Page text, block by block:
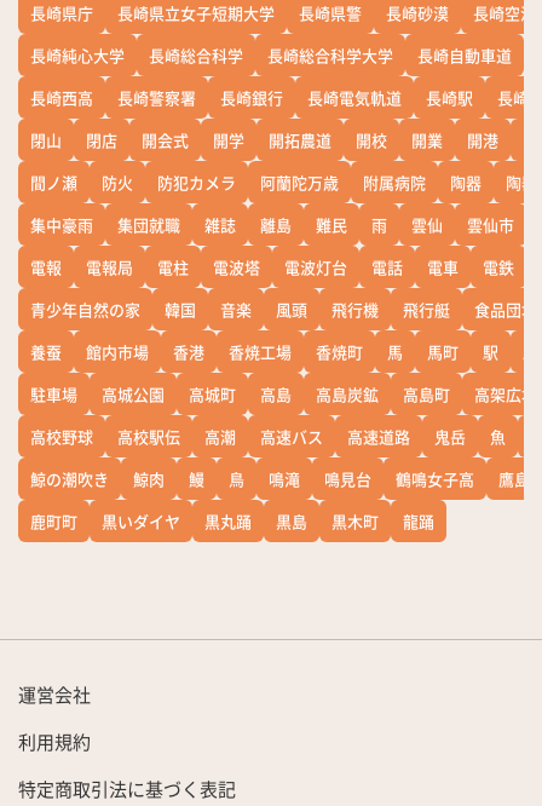
長崎県庁
長崎県立女子短期大学 長崎県警 長崎砂漠
長崎空港
長崎純心大学
長崎総合科学 長崎総合科学大学 長崎自動車道
長崎西高
長崎警察署 長崎銀行 長崎電気軌道 長崎駅
長崎
閉山
閉店 開会式 開学 開拓農道 開校 開業 開港
間ノ瀬
防火 防犯カメラ 阿蘭陀万歳 附属病院 陶器
陶器
集中豪雨
集団就職 雑誌 離島 難民 雨 雲仙 雲仙市
電報
電報局 電柱 電波塔 電波灯台 電話 電車 電鉄
青少年自然の家
韓国 音楽 風頭 飛行機 飛行艇
食品団地
養蚕
館内市場 香港 香焼工場 香焼町 馬 馬町 駅
駐車場
高城公園 高城町 高島 高島炭鉱 高島町
高架広場
高校野球
高校駅伝 高潮 高速バス 高速道路 鬼岳 魚
鯨の潮吹き
鯨肉 鰻 鳥 鳴滝 鳴見台 鶴鳴女子高
鷹島
鹿町町
黒いダイヤ 黒丸踊 黒島 黒木町 龍踊
運営会社
利用規約
特定商取引法に基づく表記